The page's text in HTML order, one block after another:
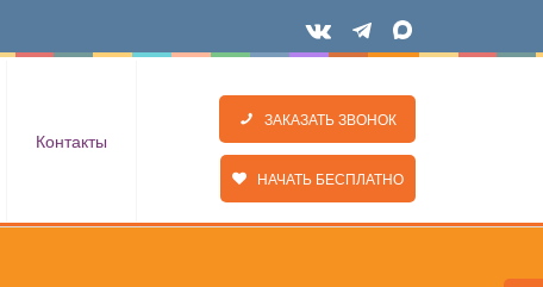
Контакты
ЗАКАЗАТЬ ЗВОНОК
НАЧАТЬ БЕСПЛАТНО